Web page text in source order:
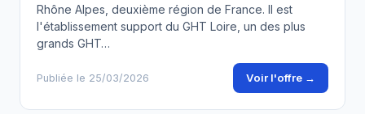
Rhône Alpes, deuxième région de France. Il est
l'établissement support du GHT Loire, un des plus
grands GHT…
Publiée le 25/03/2026 Voir l'offre →